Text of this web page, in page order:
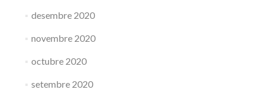
desembre 2020
novembre 2020
octubre 2020
setembre 2020